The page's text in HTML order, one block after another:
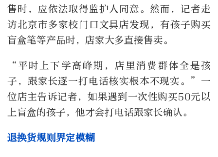
售时，应依法取得监护人同意。然而，记者走
访北京市多家校门口文具店发现，有孩子购买
盲盒笔等产品时，店家大多直接售卖。
“平时上下学高峰期，店里消费群体全是孩
子，跟家长逐一打电话核实根本不现实。”一
位店主告诉记者，如果遇到一次性购买50元以
上盲盒的孩子，他才会打电话跟家长确认。
退换货规则界定模糊